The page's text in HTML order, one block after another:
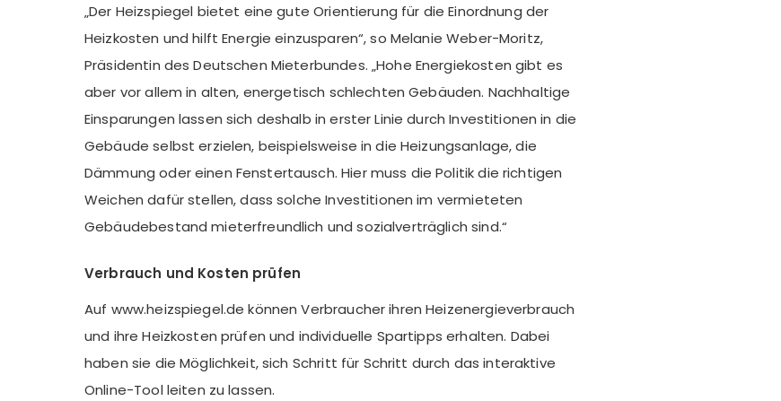
„Der Heizspiegel bietet eine gute Orientierung für die Einordnung der
Heizkosten und hilft Energie einzusparen“, so Melanie Weber-Moritz,
Präsidentin des Deutschen Mieterbundes. „Hohe Energiekosten gibt es
aber vor allem in alten, energetisch schlechten Gebäuden. Nachhaltige
Einsparungen lassen sich deshalb in erster Linie durch Investitionen in die
Gebäude selbst erzielen, beispielsweise in die Heizungsanlage, die
Dämmung oder einen Fenstertausch. Hier muss die Politik die richtigen
Weichen dafür stellen, dass solche Investitionen im vermieteten
Gebäudebestand mieterfreundlich und sozialverträglich sind.“
Verbrauch und Kosten prüfen
Auf www.heizspiegel.de können Verbraucher ihren Heizenergieverbrauch
und ihre Heizkosten prüfen und individuelle Spartipps erhalten. Dabei
haben sie die Möglichkeit, sich Schritt für Schritt durch das interaktive
Online-Tool leiten zu lassen.